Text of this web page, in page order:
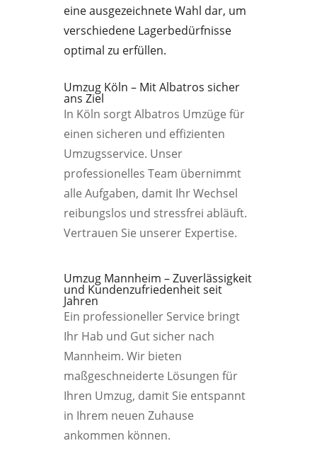
eine ausgezeichnete Wahl dar, um
verschiedene Lagerbedürfnisse
optimal zu erfüllen.
Umzug Köln – Mit Albatros sicher
ans Ziel
In Köln sorgt Albatros Umzüge für
einen sicheren und effizienten
Umzugsservice. Unser
professionelles Team übernimmt
alle Aufgaben, damit Ihr Wechsel
reibungslos und stressfrei abläuft.
Vertrauen Sie unserer Expertise.
Umzug Mannheim – Zuverlässigkeit
und Kundenzufriedenheit seit
Jahren
Ein professioneller Service bringt
Ihr Hab und Gut sicher nach
Mannheim. Wir bieten
maßgeschneiderte Lösungen für
Ihren Umzug, damit Sie entspannt
in Ihrem neuen Zuhause
ankommen können.